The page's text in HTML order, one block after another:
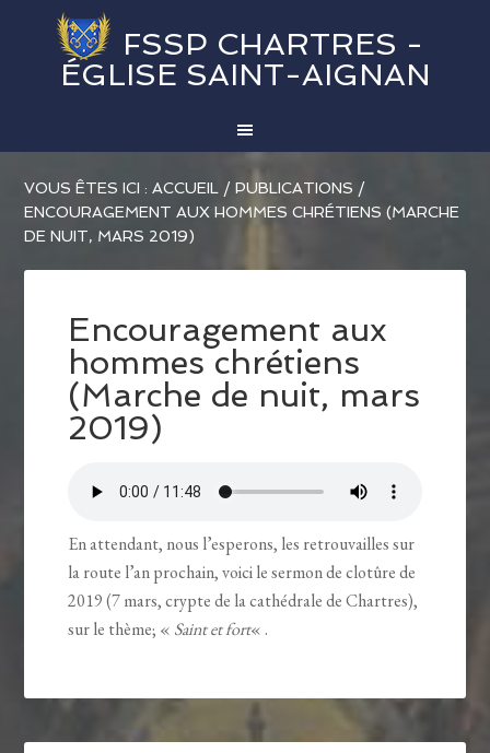
FSSP CHARTRES -
ÉGLISE SAINT-AIGNAN
VOUS ÊTES ICI :ACCUEIL / PUBLICATIONS /
ENCOURAGEMENT AUX HOMMES CHRÉTIENS (MARCHE
DE NUIT, MARS 2019)
Encouragement aux
hommes chrétiens
(Marche de nuit, mars
2019)
En attendant, nous l’esperons, les retrouvailles sur
la route l’an prochain, voici le sermon de clotûre de
2019 (7 mars, crypte de la cathédrale de Chartres),
sur le thème; « Saint et fort« .